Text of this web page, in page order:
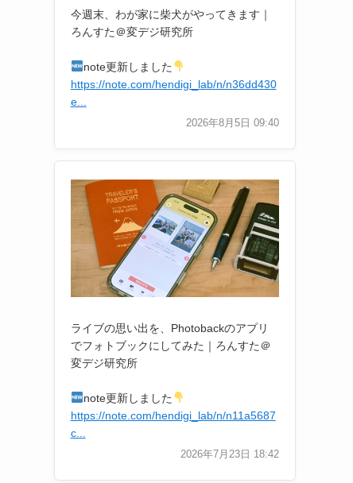
今週末、わが家に柴犬がやってきます｜
ろんすた＠変デジ研究所
note更新しました
https://note.com/hendigi_lab/n/n36dd430
e...
2026年8月5日 09:40
ライブの思い出を、Photobackのアプリ
でフォトブックにしてみた｜ろんすた＠
変デジ研究所
note更新しました
https://note.com/hendigi_lab/n/n11a5687
c...
2026年7月23日 18:42